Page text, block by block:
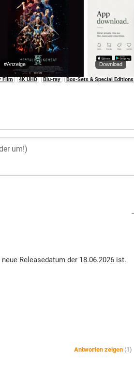
#Anzeige Download
Film 4K UHD Blu-ray Box-Sets & Special Editions
Releasedatum der 18.06.2026 ist.
Antworten zeigen (1)